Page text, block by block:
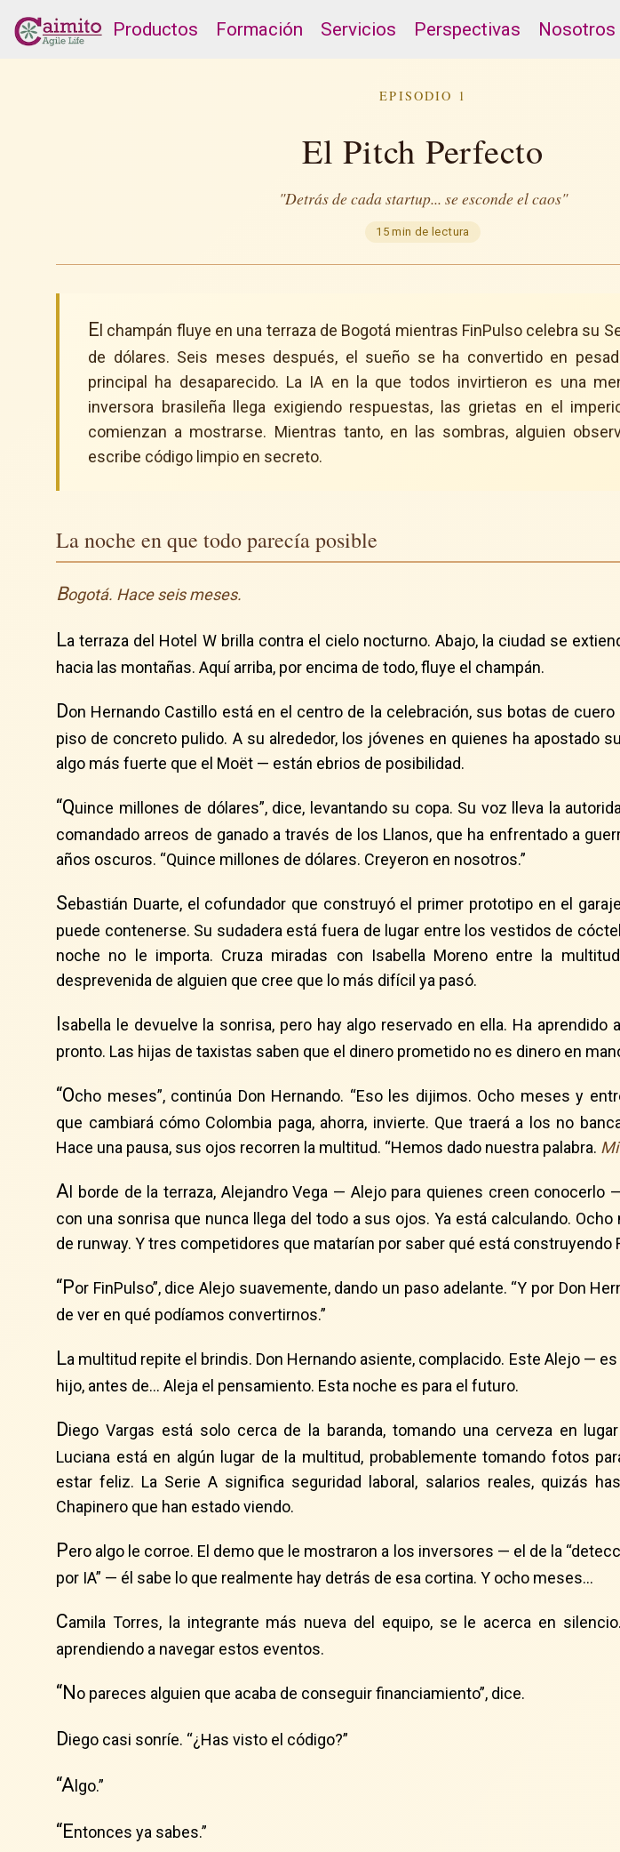
Productos Formación Servicios Perspectivas Nosotros
EPISODIO 1
El Pitch Perfecto
"Detrás de cada startup... se esconde el caos"
15 min de lectura
E l champán fluye en una terraza de Bogotá mientras FinPulso celebra su
de dólares. Seis meses después, el sueño se ha convertido en
principal ha desaparecido. La IA en la que todos invirtieron es una
inversora brasileña llega exigiendo respuestas, las grietas en el
comienzan a mostrarse. Mientras tanto, en las sombras, alguien
escribe código limpio en secreto.
La noche en que todo parecía posible
Bogotá. Hace seis meses.
La terraza del Hotel W brilla contra el cielo nocturno. Abajo, la ciudad se
hacia las montañas. Aquí arriba, por encima de todo, fluye el champán.
Don Hernando Castillo está en el centro de la celebración, sus botas de
piso de concreto pulido. A su alrededor, los jóvenes en quienes ha apostado
algo más fuerte que el Moët — están ebrios de posibilidad.
“Quince millones de dólares”, dice, levantando su copa. Su voz lleva la
comandado arreos de ganado a través de los Llanos, que ha enfrentado a
años oscuros. “Quince millones de dólares. Creyeron en nosotros.”
Sebastián Duarte, el cofundador que construyó el primer prototipo en el
puede contenerse. Su sudadera está fuera de lugar entre los vestidos de
noche no le importa. Cruza miradas con Isabella Moreno entre la
desprevenida de alguien que cree que lo más difícil ya pasó.
Isabella le devuelve la sonrisa, pero hay algo reservado en ella. Ha aprendido
pronto. Las hijas de taxistas saben que el dinero prometido no es dinero en
“Ocho meses”, continúa Don Hernando. “Eso les dijimos. Ocho meses y
que cambiará cómo Colombia paga, ahorra, invierte. Que traerá a los no
Hace una pausa, sus ojos recorren la multitud. “Hemos dado nuestra palabra.
A l borde de la terraza, Alejandro Vega — Alejo para quienes creen conocerlo
con una sonrisa que nunca llega del todo a sus ojos. Ya está calculando.
de runway. Y tres competidores que matarían por saber qué está construyendo
“Por FinPulso”, dice Alejo suavemente, dando un paso adelante. “Y por Don
de ver en qué podíamos convertirnos.”
La multitud repite el brindis. Don Hernando asiente, complacido. Este Alejo —
hijo, antes de… Aleja el pensamiento. Esta noche es para el futuro.
Diego Vargas está solo cerca de la baranda, tomando una cerveza en
Luciana está en algún lugar de la multitud, probablemente tomando fotos
estar feliz. La Serie A significa seguridad laboral, salarios reales, quizás
Chapinero que han estado viendo.
Pero algo le corroe. El demo que le mostraron a los inversores — el de la
por IA” — él sabe lo que realmente hay detrás de esa cortina. Y ocho meses…
Camila Torres, la integrante más nueva del equipo, se le acerca en
aprendiendo a navegar estos eventos.
“No pareces alguien que acaba de conseguir financiamiento”, dice.
Diego casi sonríe. “¿Has visto el código?”
“A lgo.”
“Entonces ya sabes.”